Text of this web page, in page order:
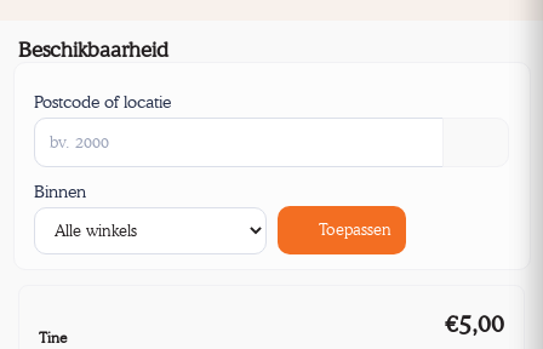
Beschikbaarheid
Postcode of locatie
Binnen
Toepassen
Tine
€5,00